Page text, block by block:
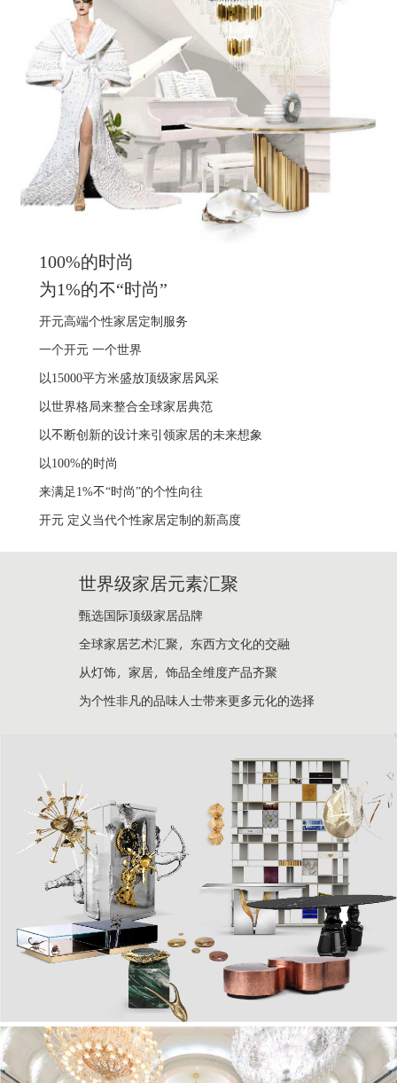
100%的时尚
为1%的不“时尚”
开元高端个性家居定制服务
一个开元 一个世界
以15000平方米盛放顶级家居风采
以世界格局来整合全球家居典范
以不断创新的设计来引领家居的未来想象
以100%的时尚
来满足1%不“时尚”的个性向往
开元 定义当代个性家居定制的新高度
世界级家居元素汇聚
甄选国际顶级家居品牌
全球家居艺术汇聚，东西方文化的交融
从灯饰，家居，饰品全维度产品齐聚
为个性非凡的品味人士带来更多元化的选择